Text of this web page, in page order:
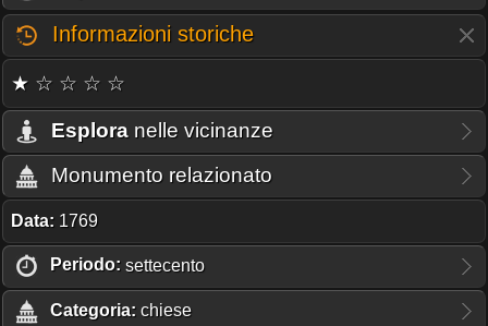
Informazioni storiche
★ ☆ ☆ ☆ ☆
Esplora nelle vicinanze
Monumento relazionato
Data: 1769
Periodo: settecento
Categoria: chiese